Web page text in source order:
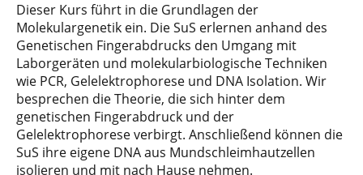
Dieser Kurs führt in die Grundlagen der
Molekulargenetik ein. Die SuS erlernen anhand des
Genetischen Fingerabdrucks den Umgang mit
Laborgeräten und molekularbiologische Techniken
wie PCR, Gelelektrophorese und DNA Isolation. Wir
besprechen die Theorie, die sich hinter dem
genetischen Fingerabdruck und der
Gelelektrophorese verbirgt. Anschließend können die
SuS ihre eigene DNA aus Mundschleimhautzellen
isolieren und mit nach Hause nehmen.